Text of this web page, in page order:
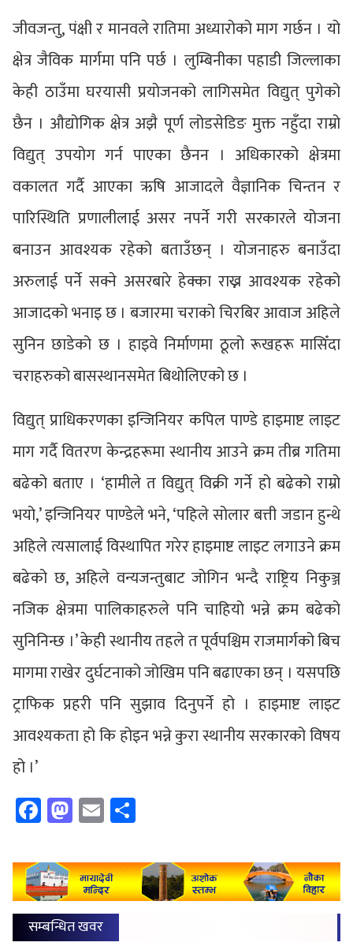
जीवजन्तु, पंक्षी र मानवले रातिमा अध्यारोको माग गर्छन । यो
क्षेत्र जैविक मार्गमा पनि पर्छ । लुम्बिनीका पहाडी जिल्लाका
केही ठाउँमा घरयासी प्रयोजनको लागिसमेत विद्युत् पुगेको
छैन । औद्योगिक क्षेत्र अझै पूर्ण लोडसेडिङ मुक्त नहुँदा राम्रो
विद्युत् उपयोग गर्न पाएका छैनन । अधिकारको क्षेत्रमा
वकालत गर्दै आएका ऋषि आजादले वैज्ञानिक चिन्तन र
पारिस्थिति प्रणालीलाई असर नपर्ने गरी सरकारले योजना
बनाउन आवश्यक रहेको बताउँछन् । योजनाहरु बनाउँदा
अरुलाई पर्ने सक्ने असरबारे हेक्का राख्न आवश्यक रहेको
आजादको भनाइ छ । बजारमा चराको चिरबिर आवाज अहिले
सुनिन छाडेको छ । हाइवे निर्माणमा ठूलो रूखहरू मासिँदा
चराहरुको बासस्थानसमेत बिथोलिएको छ ।
विद्युत् प्राधिकरणका इन्जिनियर कपिल पाण्डे हाइमाष्ट लाइट
माग गर्दै वितरण केन्द्रहरूमा स्थानीय आउने क्रम तीब्र गतिमा
बढेको बताए । ‘हामीले त विद्युत् विक्री गर्ने हो बढेको राम्रो
भयो,’ इन्जिनियर पाण्डेले भने, ‘पहिले सोलार बत्ती जडान हुन्थे
अहिले त्यसालाई विस्थापित गरेर हाइमाष्ट लाइट लगाउने क्रम
बढेको छ, अहिले वन्यजन्तुबाट जोगिन भन्दै राष्ट्रिय निकुञ्ज
नजिक क्षेत्रमा पालिकाहरुले पनि चाहियो भन्ने क्रम बढेको
सुनिनिन्छ ।’ केही स्थानीय तहले त पूर्वपश्चिम राजमार्गको बिच
मागमा राखेर दुर्घटनाको जोखिम पनि बढाएका छन् । यसपछि
ट्राफिक प्रहरी पनि सुझाव दिनुपर्ने हो । हाइमाष्ट लाइट
आवश्यकता हो कि होइन भन्ने कुरा स्थानीय सरकारको विषय
हो ।’
Facebook
Mastodon
Email
सम्बन्धित खवर